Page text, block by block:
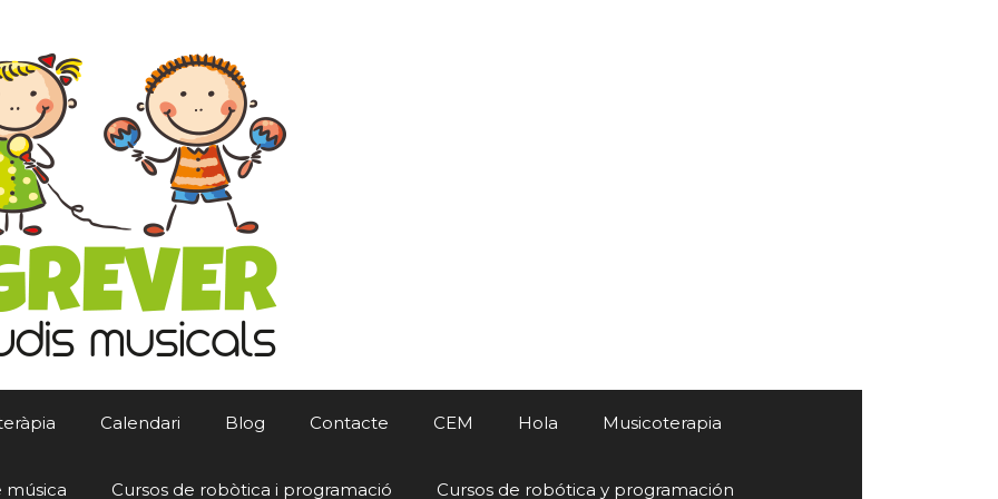
Calendari Blog Contacte CEM Hola Musicoterapia
música Cursos de robòtica i programació Cursos de robótica y programación